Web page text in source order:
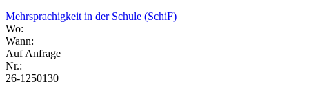
Mehrsprachigkeit in der Schule (SchiF)
Wo:
Wann:
Auf Anfrage
Nr.:
26-1250130